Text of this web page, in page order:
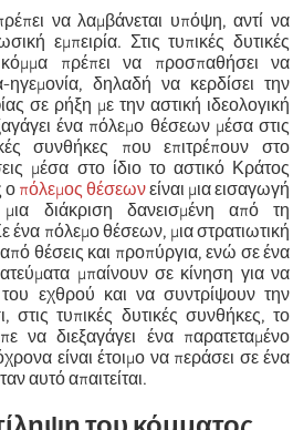
να λαμβάνεται υπόψη, αντί να
εμπειρία. Στις τυπικές δυτικές
πρέπει να προσπαθήσει να
ηγεμονία, δηλαδή να κερδίσει την
σε ρήξη με την αστική ιδεολογική
ένα πόλεμο θέσεων μέσα στις
συνθήκες που επιτρέπουν στο
μέσα στο ίδιο το αστικό Κράτος
ο πόλεμος θέσεωνείναι μια εισαγωγή
διάκριση δανεισμένη από τη
ένα πόλεμο θέσεων, μια στρατιωτική
θέσεις και προπύργια, ενώ σε ένα
μπαίνουν σε κίνηση για να
εχθρού και να συντρίψουν την
τυπικές δυτικές συνθήκες, το
να διεξαγάγει ένα παρατεταμένο
είναι έτοιμο να περάσει σε ένα
αυτό απαιτείται.